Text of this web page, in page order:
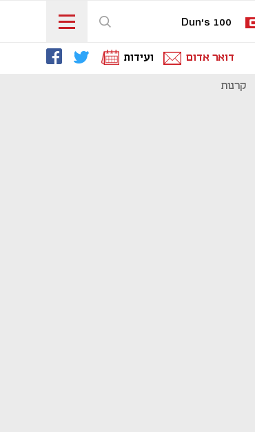
Dun's 100
דואר אדום ועידות
קרנות